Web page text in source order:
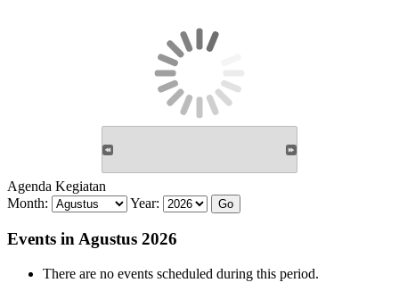
Agenda Kegiatan
Month:
Year:
Events in Agustus 2026
There are no events scheduled during this period.